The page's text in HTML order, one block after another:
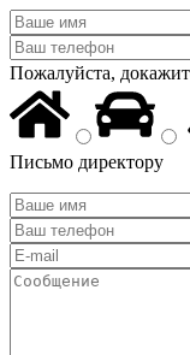
Пожалуйста,
Письмо директору